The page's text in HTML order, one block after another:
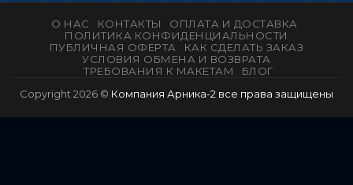
О НАС КОНТАКТЫ
ОПЛАТА И ДОСТАВКА
ПОЛИТИКА КОНФИДЕНЦИАЛЬНОСТИ
ПУБЛИЧНАЯ ОФЕРТА
КАК СДЕЛАТЬ ЗАКАЗ
УСЛОВИЯ ОБМЕНА И ВОЗВРАТА
ТРЕБОВАНИЯ К МАКЕТАМ
БЛОГ
Copyright 2026 © Компания Арника-2 все права защищены